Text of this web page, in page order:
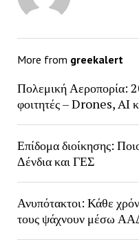
More from greekalert
Πολεμική Αεροπορία: 20
φοιτητές – Drones, AI
Επίδομα διοίκησης:
Δένδια και ΓΕΣ
Ανυπότακτοι: Κάθε
τους ψάχνουν μέσω